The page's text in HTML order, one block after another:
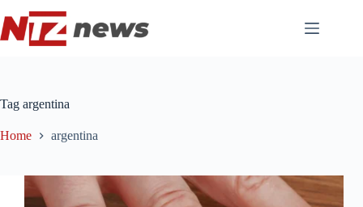
para
o
conteúdo
Tag argentina
Home argentina